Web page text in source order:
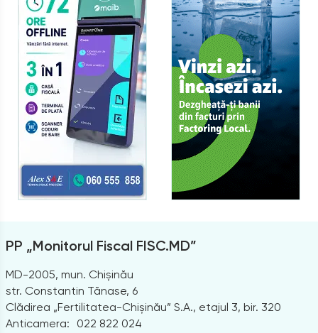
PP „Monitorul Fiscal FISC.MD”
MD-2005, mun. Chișinău
str. Constantin Tănase, 6
Clădirea „Fertilitatea-Chișinău” S.A., etajul 3, bir. 320
Anticamera:
022 822 024